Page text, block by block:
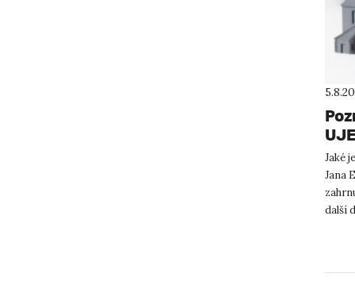
Jaké
Jana
další